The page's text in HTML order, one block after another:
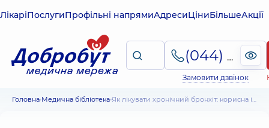
ЛікаріПослугиПрофільні напрямиАдресиЦіниБільшеАкції
(044) 495-2-888
Замовити дзвінок
Головна Медична бібліотека Як лікувати хронічний бронхіт: корисна інформація для пацієнтів